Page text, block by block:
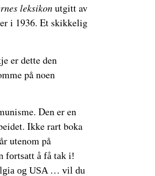
leksikonutgitt av
i 1936. Et skikkelig
er dette den
på noen
Den er en
Ikke rart boka
utenom på
fortsatt å få tak i!
og USA … vil du